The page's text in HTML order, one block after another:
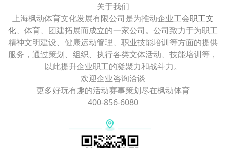
关于我们
上海枫动体育文化发展有限公司是为推动企业工会职工文
化、体育、团建拓展而成立的一家公司。公司致力于为职工
精神文明建设、健康运动管理、职业技能培训等方面的提供
服务，通过策划、组织、执行各类文体活动、技能培训等，
以此提升企业职工的凝聚力和战斗力。
欢迎企业咨询洽谈
更多好玩有趣的活动赛事策划尽在枫动体育
400-856-6080